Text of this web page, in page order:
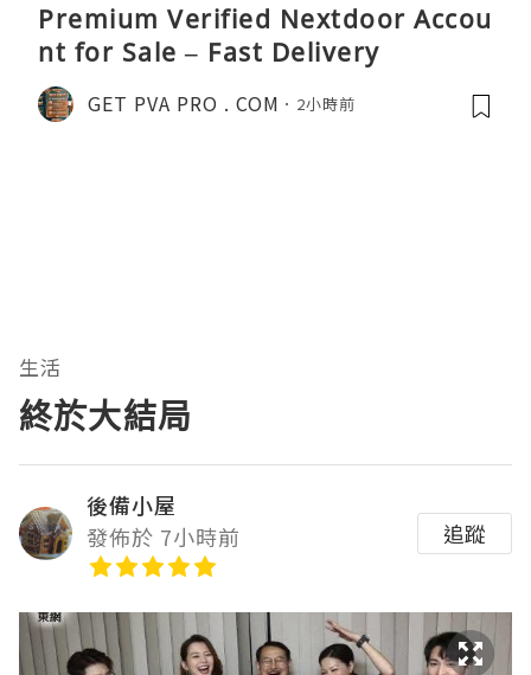
Premium Verified Nextdoor Accou
nt for Sale – Fast Delivery
GET PVA PRO . COM 2小時前
生活
終於大結局
後備小屋
發佈於 7小時前
追蹤